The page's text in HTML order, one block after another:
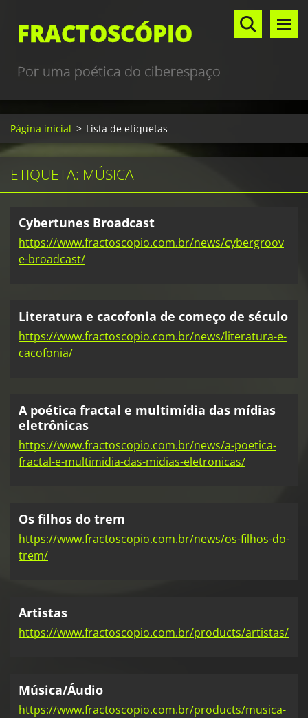
FRACTOSCÓPIO
Por uma poética do ciberespaço
Página inicial > Lista de etiquetas
ETIQUETA: MÚSICA
Cybertunes Broadcast
https://www.fractoscopio.com.br/news/cybergroov
e-broadcast/
Literatura e cacofonia de começo de século
https://www.fractoscopio.com.br/news/literatura-e-
cacofonia/
A poética fractal e multimídia das mídias
eletrônicas
https://www.fractoscopio.com.br/news/a-poetica-
fractal-e-multimidia-das-midias-eletronicas/
Os filhos do trem
https://www.fractoscopio.com.br/news/os-filhos-do-
trem/
Artistas
https://www.fractoscopio.com.br/products/artistas/
Música/Áudio
https://www.fractoscopio.com.br/products/musica-